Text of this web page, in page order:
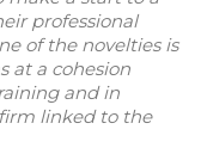
professional
of the novelties is
at a cohesion
and in
linked to the